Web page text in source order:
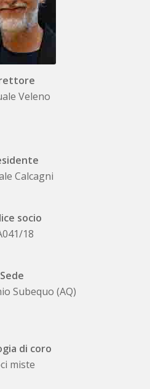
Veleno
Calcagni
socio
18
Sede
Subequo (AQ)
di coro
miste